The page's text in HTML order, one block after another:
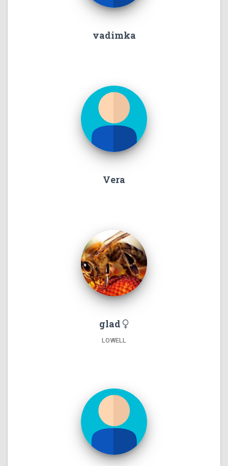
vadimka
Vera
glad
LOWELL